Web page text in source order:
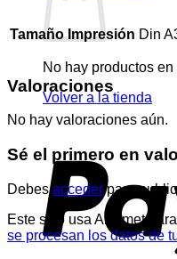
No hay productos en
Volver a la tienda
Tamaño Impresión Din
Valoraciones
No hay valoraciones aún.
Sé el primero en
Debesaccederpara
Este sitio usa Akismet
se procesan los datos de